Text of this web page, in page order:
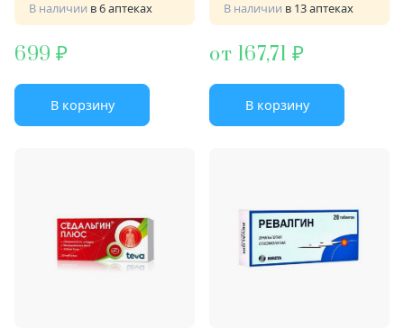
В наличии в 6 аптеках
699
В корзину
В наличии в 13 аптеках
от 167,71
В корзину